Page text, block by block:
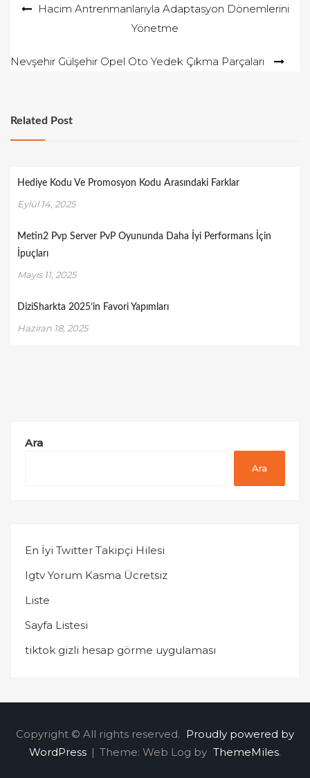
Yazı Hacim Antrenmanlarıyla Adaptasyon Dönemlerini
Yönetme
Nevşehir Gülşehir Opel Oto Yedek Çıkma Parçaları
Related Post
Hediye Kodu Ve Promosyon Kodu Arasındaki Farklar
Eylül 14, 2025
Metin2 Pvp Server PvP Oyununda Daha İyi Performans İçin
İpuçları
Mayıs 11, 2025
DiziSharkta 2025’in Favori Yapımları
Haziran 18, 2025
Ara
Ara
En İyi Twitter Takipçi Hilesi
Igtv Yorum Kasma Ücretsiz
Liste
Sayfa Listesi
tiktok gizli hesap görme uygulaması
Copyright © All rights reserved. Proudly powered by
WordPress | Theme: Web Log by ThemeMiles.